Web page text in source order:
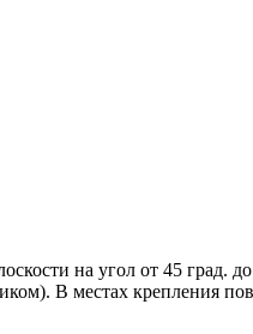
на угол от 45 град.
В местах крепления